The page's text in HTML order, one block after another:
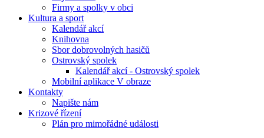
Firmy a spolky v obci
Kultura a sport
Kalendář akcí
Knihovna
Sbor dobrovolných hasičů
Ostrovský spolek
Kalendář akcí - Ostrovský spolek
Mobilní aplikace V obraze
Kontakty
Napište nám
Krizové řízení
Plán pro mimořádné události